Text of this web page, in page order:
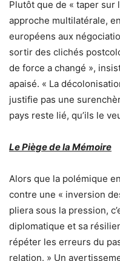
Plutôt que de « taper sur
approche multilatérale,
européens aux
sortir des clichés
de force a changé »,
apaisé. « La
justifie pas une
pays reste lié, qu’ils le
Le Piège de la Mémoire
Alors que la polémique
contre une « inversion
pliera sous la pression,
diplomatique et sa
répéter les erreurs du
relation. » Un